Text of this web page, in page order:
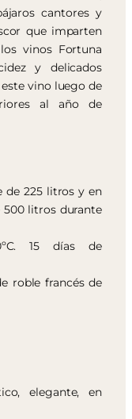
cantores y
que imparten
vinos Fortuna
y delicados
vino luego de
al año de
de 225 litros y en
500 litros durante
15 días de
roble francés de
elegante, en